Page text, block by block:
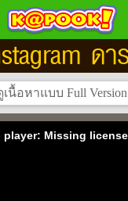
ดา
player: Missing license